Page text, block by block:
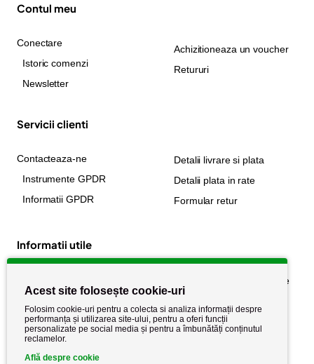
Contul meu
Conectare
Istoric comenzi
Newsletter
Achizitioneaza un voucher
Retururi
Servicii clienti
Contacteaza-ne
Instrumente GPDR
Informatii GPDR
Detalii livrare si plata
Detalii plata in rate
Formular retur
Informatii utile
Politica de cookie
Politica de confidențialitate
Termeni si conditii
Acest site folosește cookie-uri
Folosim cookie-uri pentru a colecta si analiza informații despre
performanța și utilizarea site-ului, pentru a oferi funcții
personalizate pe social media și pentru a îmbunătăți conținutul
reclamelor.
Află despre cookie